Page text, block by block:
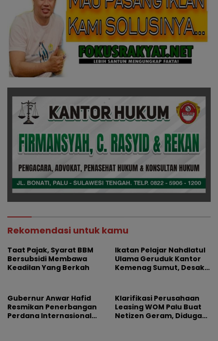
Rekomendasi untuk kamu
Taat Pajak, Syarat BBM
Bersubsidi Membawa
Keadilan Yang Berkah
Ikatan Pelajar Nahdlatul
Ulama Geruduk Kantor
Kemenag Sumut, Desak
Jual Beli Jabatan
Gubernur Anwar Hafid
Resmikan Penerbangan
Perdana Internasional
Klarifikasi Perusahaan
Leasing WOM Palu Buat
Netizen Geram, Diduga